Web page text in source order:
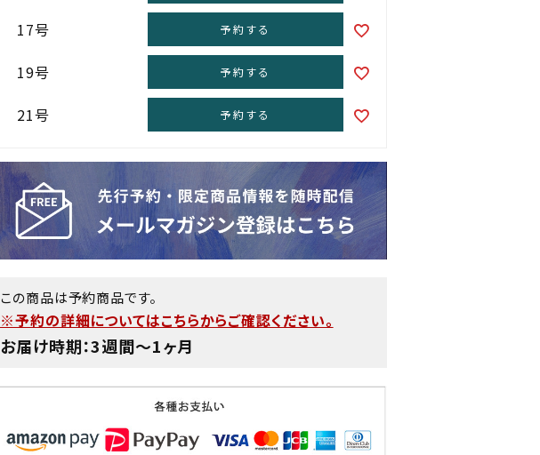
17号 予約する
19号 予約する
21号 予約する
この商品は予約商品です。
※予約の詳細についてはこちらからご確認ください。
お届け時期：3週間〜1ヶ月